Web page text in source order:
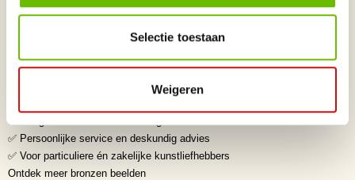
Selectie toestaan
Weigeren
kunstobject dat jarenlang bewondering oproept.
Waarom kiezen voor Kunstuwel.nl?
✅ Zorgvuldig geselecteerde kunstenaars uit binnen- en buitenland
✅ Hoogwaardige kwaliteit en verfijnde afwerking
✅ Persoonlijke service en deskundig advies
✅ Voor particuliere én zakelijke kunstliefhebbers
Ontdek meer bronzen beelden